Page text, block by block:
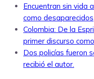
Encuentran sin vida
como desaparecidos
Colombia: De la
primer discurso
Dos policías fueron
recibió el autor.